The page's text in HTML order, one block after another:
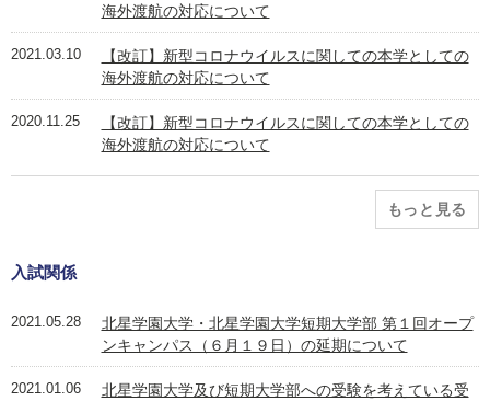
海外渡航の対応について
2021.03.10
【改訂】新型コロナウイルスに関しての本学としての
海外渡航の対応について
2020.11.25
【改訂】新型コロナウイルスに関しての本学としての
海外渡航の対応について
もっと見る
入試関係
2021.05.28
北星学園大学・北星学園大学短期大学部 第１回オープ
ンキャンパス（６月１９日）の延期について
2021.01.06
北星学園大学及び短期大学部への受験を考えている受